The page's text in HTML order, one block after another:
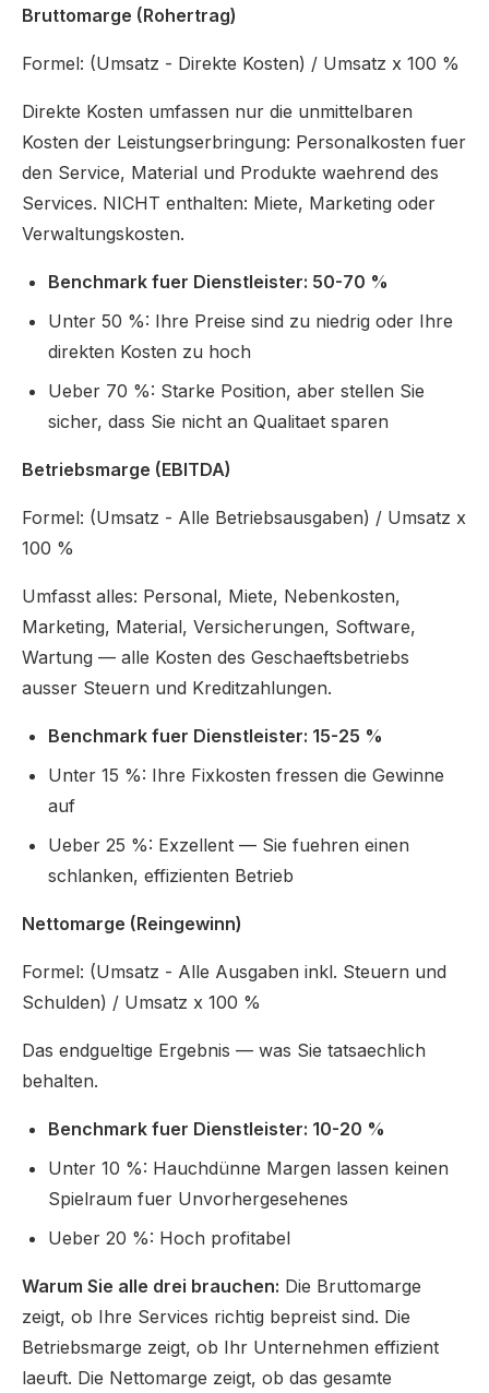
Bruttomarge (Rohertrag)
Formel: (Umsatz - Direkte Kosten) / Umsatz x 100 %
Direkte Kosten umfassen nur die unmittelbaren
Kosten der Leistungserbringung: Personalkosten fuer
den Service, Material und Produkte waehrend des
Services. NICHT enthalten: Miete, Marketing oder
Verwaltungskosten.
Benchmark fuer Dienstleister: 50-70 %
Unter 50 %: Ihre Preise sind zu niedrig oder Ihre
direkten Kosten zu hoch
Ueber 70 %: Starke Position, aber stellen Sie
sicher, dass Sie nicht an Qualitaet sparen
Betriebsmarge (EBITDA)
Formel: (Umsatz - Alle Betriebsausgaben) / Umsatz x
100 %
Umfasst alles: Personal, Miete, Nebenkosten,
Marketing, Material, Versicherungen, Software,
Wartung — alle Kosten des Geschaeftsbetriebs
ausser Steuern und Kreditzahlungen.
Benchmark fuer Dienstleister: 15-25 %
Unter 15 %: Ihre Fixkosten fressen die Gewinne
auf
Ueber 25 %: Exzellent — Sie fuehren einen
schlanken, effizienten Betrieb
Nettomarge (Reingewinn)
Formel: (Umsatz - Alle Ausgaben inkl. Steuern und
Schulden) / Umsatz x 100 %
Das endgueltige Ergebnis — was Sie tatsaechlich
behalten.
Benchmark fuer Dienstleister: 10-20 %
Unter 10 %: Hauchdünne Margen lassen keinen
Spielraum fuer Unvorhergesehenes
Ueber 20 %: Hoch profitabel
Warum Sie alle drei brauchen: Die Bruttomarge
zeigt, ob Ihre Services richtig bepreist sind. Die
Betriebsmarge zeigt, ob Ihr Unternehmen effizient
laeuft. Die Nettomarge zeigt, ob das gesamte